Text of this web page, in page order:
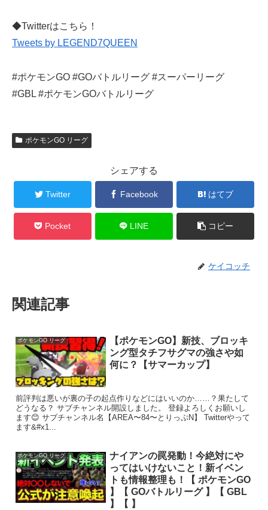
◆Twitterはこちら！
Tweets by LEGEND7QUEEN
#ポケモンGO #GOバトルリーグ #スーパーリーグ
#GBL #ポケモンGOバトルリーグ
ポケモンGO リーグ
シェアする
Twitter Facebook はてブ
Pocket LINE コピー
ケイコッチ
関連記事
ポケモンGO リーグ
【ポケモンGO】新技、ブロッキ
ング型タチフサグマの強さや如
何に？【サマーカップ】
前評判は悪いが裏の子の起点作りなどにはいいのか……？果たして
どうなる？ サブチャンネル開設しました。 登録よろしくお願いし
ます😊 サブチャンネル名【AREA〜84〜とりっぷN】 Twitterやって
ます&#x1...
ポケモンGO リーグ
ナイアンの罠発動！今絶対にや
ってはいけないこと！新イベン
トも情報整理も！【 ポケモンGO
】【 GOバトルリーグ 】【 GBL
】【 】